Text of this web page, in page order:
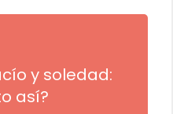
y soledad:
así?